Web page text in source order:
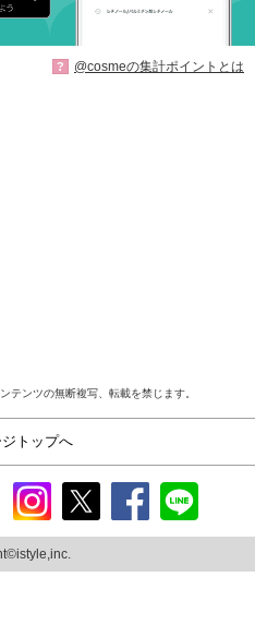
? @cosmeの集計ポイントとは
テンツの無断複写、転載を禁じます。
トップへ
ram